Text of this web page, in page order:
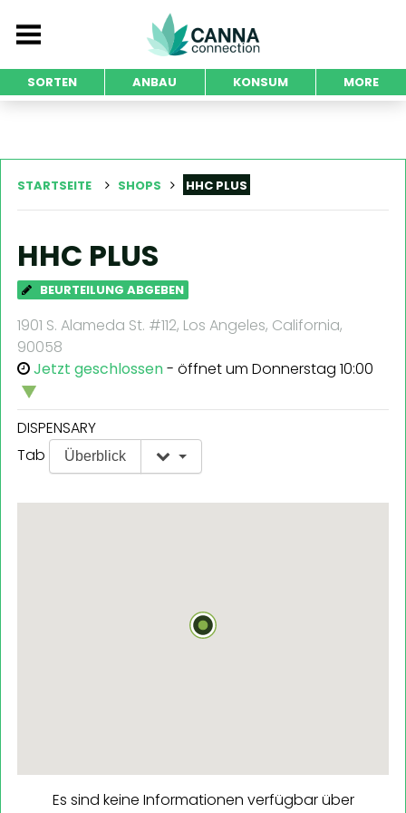
SORTEN ANBAU KONSUM MORE
STARTSEITE SHOPS HHC PLUS
HHC PLUS
BEURTEILUNG ABGEBEN
1901 S. Alameda St. #112, Los Angeles, California,
90058
Jetzt geschlossen- öffnet um Donnerstag 10:00
DISPENSARY
Tab
Überblick
Es sind keine Informationen verfügbar über